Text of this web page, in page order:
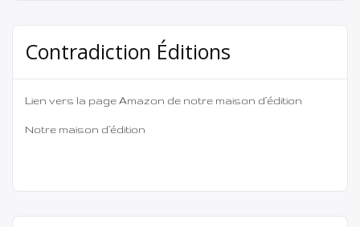
Contradiction Éditions
Lien vers la page Amazon de notre maison d’édition
Notre maison d’édition